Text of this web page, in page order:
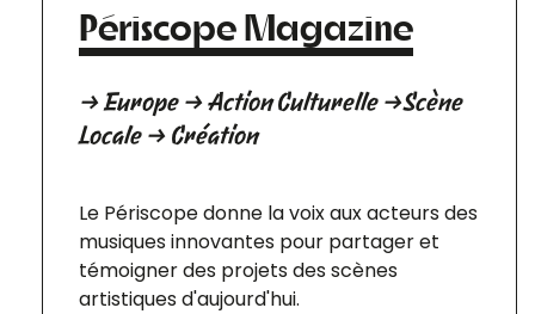
Périscope Magazine
→ Europe → Action Culturelle →Scène
Locale → Création
Le Périscope donne la voix aux acteurs des
musiques innovantes pour partager et
témoigner des projets des scènes
artistiques d'aujourd'hui.